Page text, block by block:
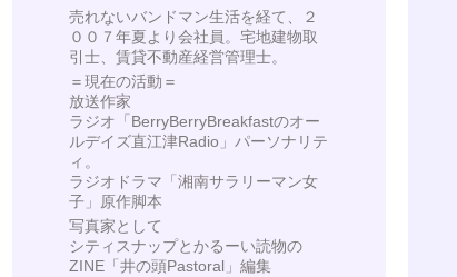
売れないバンドマン生活を経て、２
００７年夏より会社員。宅地建物取
引士、賃貸不動産経営管理士。
＝現在の活動＝
放送作家
ラジオ「BerryBerryBreakfastのオー
ルデイズ直江津Radio」パーソナリテ
ィ。
ラジオドラマ「湘南サラリーマン女
子」原作脚本
写真家として
シティスナップとかるーい読物の
ZINE「井の頭Pastoral」編集